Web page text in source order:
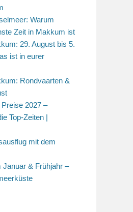
Warum
Zeit in Makkum ist
29. August bis 5.
ist in eurer
Rondvaarten &
2027 –
Top-Zeiten |
mit dem
& Frühjahr –